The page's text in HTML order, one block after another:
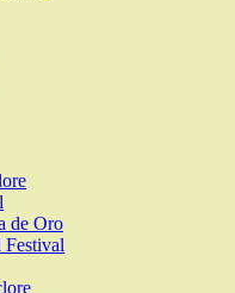
de Oro
Festival